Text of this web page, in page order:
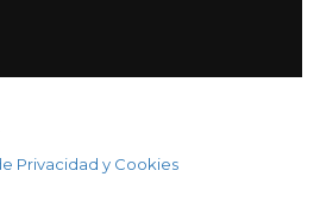
Privacidad y Cookies